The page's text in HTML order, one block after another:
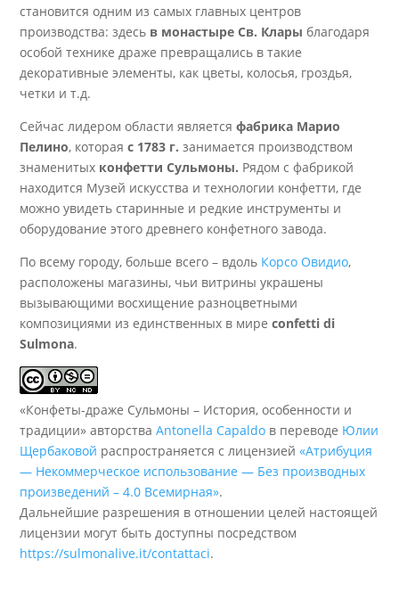
становится одним из самых главных центров
производства: здесь в монастыре Св. Клары благодаря
особой технике драже превращались в такие
декоративные элементы, как цветы, колосья, гроздья,
четки и т.д.
Сейчас лидером области являетсяфабрика Марио
Пелино, котораяс 1783 г. занимается производством
знаменитых конфетти Сульмоны. Рядом с фабрикой
находится Музей искусства и технологии конфетти, где
можно увидеть старинные и редкие инструменты и
оборудование этого древнего конфетного завода.
По всему городу, больше всего – вдоль Корсо Овидио,
расположены магазины, чьи витрины украшены
вызывающими восхищение разноцветными
композициями из единственных в миреconfetti di
Sulmona.
«Конфеты-драже Сульмоны – История, особенности и
традиции» авторстваAntonella Capaldo в переводе Юлии
Щербаковой распространяется с лицензией «Атрибуция
— Некоммерческое использование — Без производных
произведений – 4.0 Всемирная».
Дальнейшие разрешения в отношении целей настоящей
лицензии могут быть доступны посредством
https://sulmonalive.it/contattaci.